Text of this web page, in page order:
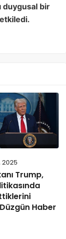
duygusal bir
2025
Trump,
Haber